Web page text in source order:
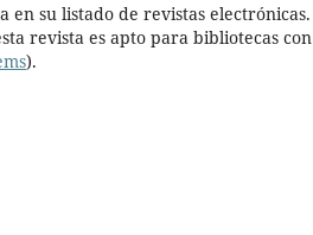
en su listado de revistas electrónicas.
revista es apto para bibliotecas con
).